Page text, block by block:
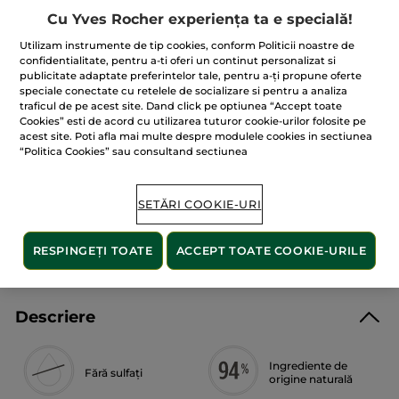
stele.
recenzii
pentru
Rezervă
Gel
de
duș
Sălbatice
&
Fenicul
76.50 Lei / 1l
ADĂUGAȚI ÎN COȘ
Livrat între 10/08 și 12/08
Satisfacție garantată sau banii înapoi
Transport gratuit la comenzile de peste 149 LEI
AFLAȚI MAI MULTE
Descriere
Fără sulfați
Ingrediente de
origine naturală
Cu Yves Rocher experiența ta e specială!
Utilizam instrumente de tip cookies, conform Politicii noastre de
confidentialitate, pentru a-ti oferi un continut personalizat si
publicitate adaptate preferintelor tale, pentru a-ți propune oferte
speciale conectate cu retelele de socializare si pentru a analiza
traficul de pe acest site. Dand click pe optiunea “Accept toate
Cookies” esti de acord cu utilizarea tuturor cookie-urilor folosite pe
acest site. Poti afla mai multe despre modulele cookies in sectiunea
“Politica Cookies” sau consultand sectiunea
SETĂRI COOKIE-URI
RESPINGEȚI TOATE ACCEPT TOATE COOKIE-URILE